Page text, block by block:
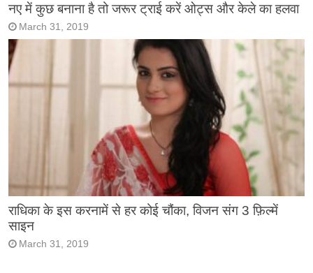
नए में कुछ बनाना है तो जरूर ट्राई करें ओट्स और केले का हलवा
March 31, 2019
राधिका के इस करनामें से हर कोई चौंका, विजन संग 3 फ़िल्में
साइन
March 31, 2019